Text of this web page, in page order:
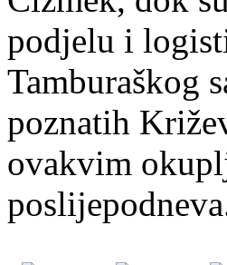
podjelu i
Tamburaškog
poznatih
ovakvim